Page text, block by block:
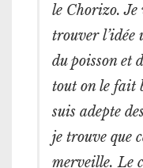
le Chorizo. Je
trouver l’idée
du poisson et
tout on le fait
suis adepte
je trouve que
merveille. Le